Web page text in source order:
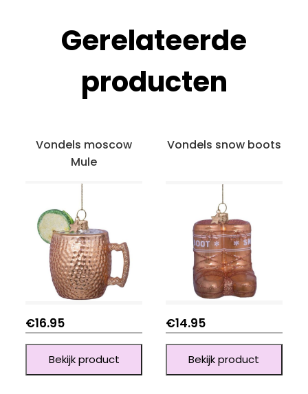
Gerelateerde
producten
Vondels moscow
Mule
€16.95
Bekijk product
Vondels snow boots
€14.95
Bekijk product